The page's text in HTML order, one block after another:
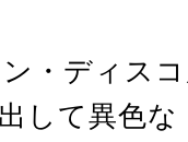
・ディス
して異色